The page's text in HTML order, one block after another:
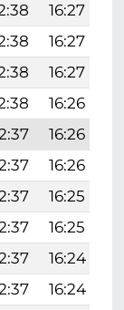
16:27
16:27
16:27
16:26
16:26
16:26
16:25
16:25
16:24
16:24